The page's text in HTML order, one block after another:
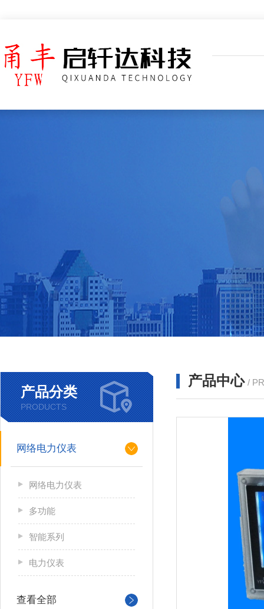
产品分类
PRODUCTS
网络电力仪表
网络电力仪表
多功能
智能系列
电力仪表
查看全部
产品中心 /